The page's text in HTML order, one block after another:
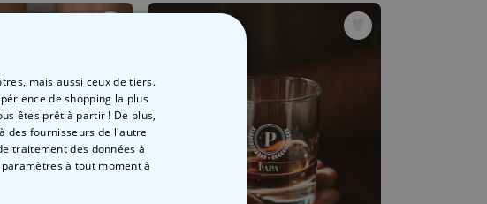
mais aussi ceux de tiers.
de shopping la plus
êtes prêt à partir ! De plus,
des fournisseurs de l'autre
traitement des données à
à tout moment à